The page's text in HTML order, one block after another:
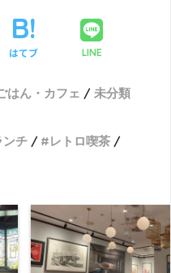
はてブ LINE
はん・カフェ
未分類
ンチ
レトロ喫茶